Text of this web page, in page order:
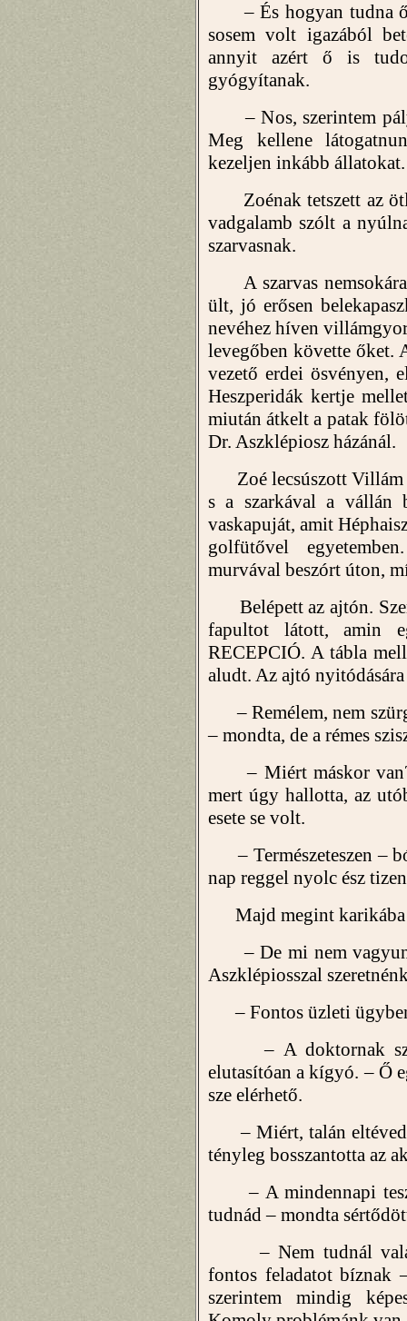
– És hogyan tudna ő
sosem volt igazából
annyit azért ő is
gyógyítanak.
– Nos, szerintem
Meg kellene
kezeljen inkább állatokat.
Zoénak tetszett az
vadgalamb szólt a
szarvasnak.
A szarvas nemsokára
ült, jó erősen
nevéhez híven
levegőben követte őket.
vezető erdei ösvényen,
Heszperidák kertje
miután átkelt a patak
Dr. Aszklépiosz házánál.
Zoé lecsúszott Villám
s a szarkával a vállán
vaskapuját, amit
golfütővel
murvával beszórt úton,
Belépett az ajtón.
fapultot látott, amin
RECEPCIÓ. A tábla
aludt. Az ajtó
– Remélem, nem
– mondta, de a rémes
– Miért máskor van?
mert úgy hallotta, az
esete se volt.
– Természeteszen –
nap reggel nyolc ész
Majd megint karikába
– De mi nem
Aszklépiosszal
– Fontos üzleti
– A doktornak
elutasítóan a kígyó. – Ő
sze elérhető.
– Miért, talán eltévedt
tényleg bosszantotta az
– A mindennapi
tudnád – mondta
– Nem tudnál
fontos feladatot bíznak
szerintem mindig